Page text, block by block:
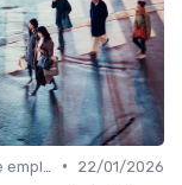
•
22/01/2026